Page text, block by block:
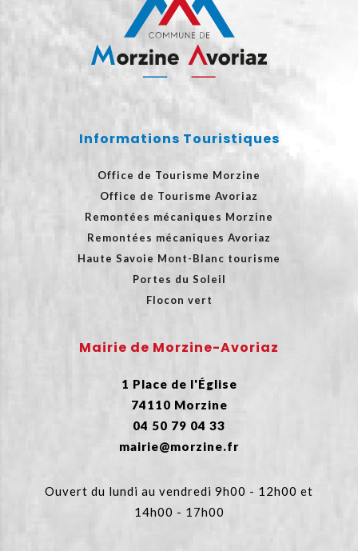
Informations Touristiques
Office de Tourisme Morzine
Office de Tourisme Avoriaz
Remontées mécaniques Morzine
Remontées mécaniques Avoriaz
Haute Savoie Mont-Blanc tourisme
Portes du Soleil
Flocon vert
Mairie de Morzine-Avoriaz
1 Place de l'Église
74110 Morzine
04 50 79 04 33
mairie@morzine.fr
Ouvert du lundi au vendredi 9h00 - 12h00 et
14h00 - 17h00